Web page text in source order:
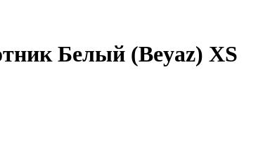
Белый (Beyaz) XS